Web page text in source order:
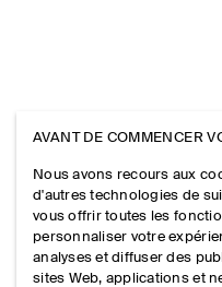
AVANT DE COMMENCER
Nous avons recours aux
d'autres technologies de
vous offrir toutes les
personnaliser votre
analyses et diffuser des
sites Web, applications et